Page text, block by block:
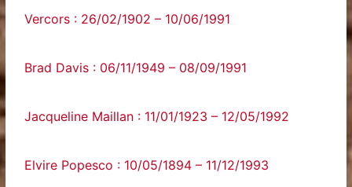
Vercors : 26/02/1902 – 10/06/1991
Brad Davis : 06/11/1949 – 08/09/1991
Jacqueline Maillan : 11/01/1923 – 12/05/1992
Elvire Popesco : 10/05/1894 – 11/12/1993